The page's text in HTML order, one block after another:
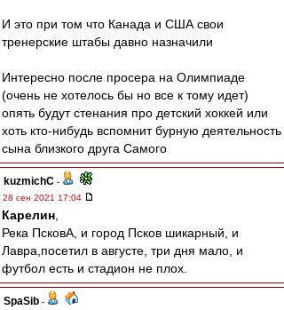
И это при том что Канада и США свои
тренерские штабы давно назначили
Интересно после просера на Олимпиаде
(очень не хотелось бы но все к тому идет)
опять будут стенания про детский хоккей или
хоть кто-нибудь вспомнит бурную деятельность
сына близкого друга Самого
kuzmichC -
28 сен 2021 17:04
Карелин
Река ПсковА, и город Псков шикарный, и
Лавра,посетил в августе, три дня мало, и
футбол есть и стадион не плох.
SpaSib -